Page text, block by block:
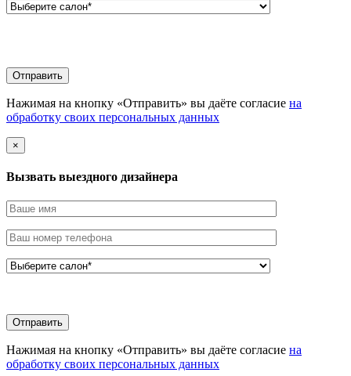
Нажимая на кнопку «Отправить» вы даёте согласие на
обработку своих персональных данных
×
Вызвать выездного дизайнера
Нажимая на кнопку «Отправить» вы даёте согласие на
обработку своих персональных данных